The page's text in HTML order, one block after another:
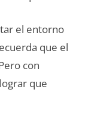
el entorno
que el
con
que